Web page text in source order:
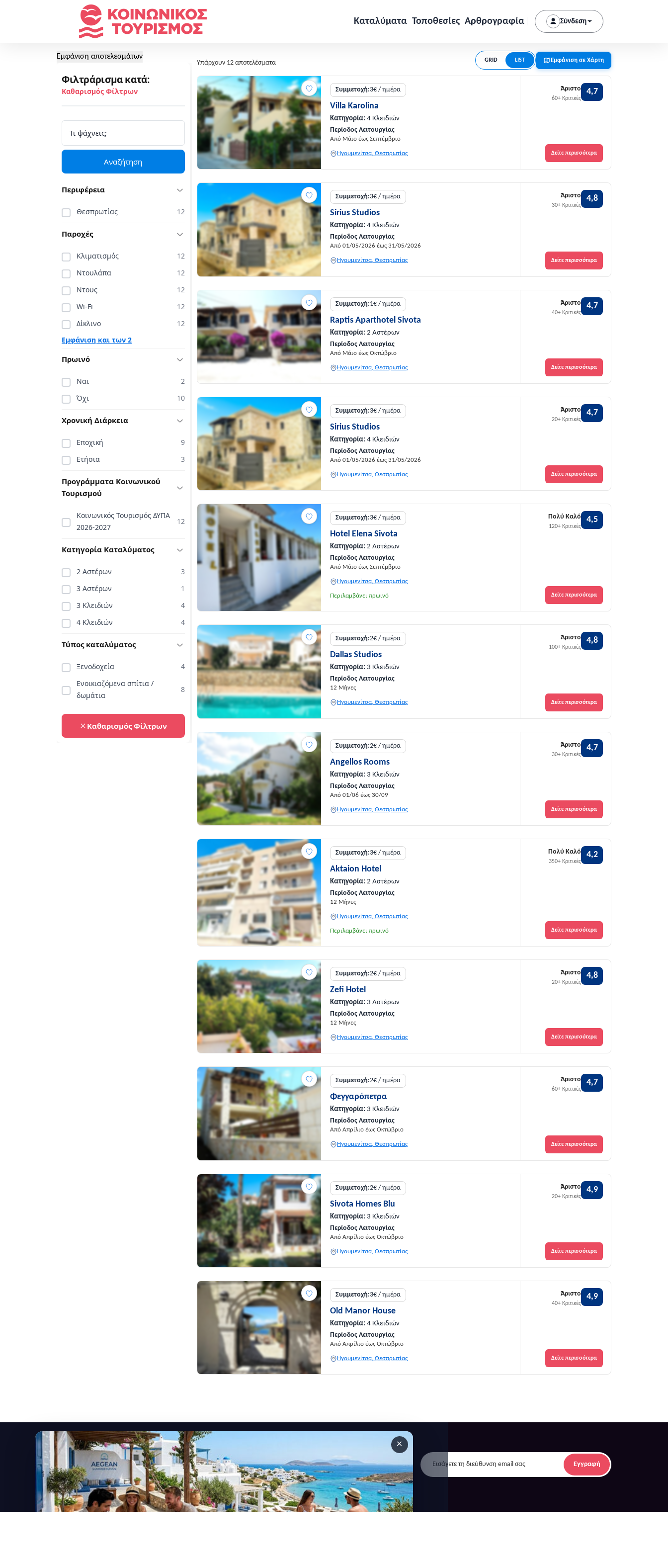
Καταλύματα Τοποθεσίες Αρθρογραφία Σύνδεση
Εμφάνιση αποτελεσμάτων
Φιλτράρισμα κατά:
Καθαρισμός Φίλτρων
Αναζήτηση
Περιφέρεια
Θεσπρωτίας 12
Παροχές
Κλιματισμός
12
Ντουλάπα
12
Ντους
12
Wi-Fi
12
Δίκλινο
12
Εμφάνιση και των 2
Πρωινό
Ναι
2
Όχι
10
Χρονική Διάρκεια
Εποχική
9
Ετήσια
3
Προγράμματα Κοινωνικού
Τουρισμού
Κοινωνικός Τουρισμός ΔΥΠΑ
2026-2027
12
Κατηγορία Καταλύματος
2 Αστέρων
3
3 Αστέρων
1
3 Κλειδιών
4
4 Κλειδιών
4
Τύπος καταλύματος
Ξενοδοχεία
4
Ενοικιαζόμενα σπίτια /
δωμάτια
8
Καθαρισμός Φίλτρων
Υπάρχουν 12 αποτελέσματα GRID LIST Εμφάνιση σε Χάρτη
Συμμετοχή:3€ / ημέρα
Villa Karolina
Κατηγορία: 4 Κλειδιών
Περίοδος Λειτουργίας
Από Μάιο έως Σεπτέμβριο
Ηγουμενίτσα, Θεσπρωτίας
Άριστο
60+ Κριτικές
4,7
Δείτε περισσότερα
Συμμετοχή:3€ / ημέρα
Sirius Studios
Κατηγορία: 4 Κλειδιών
Περίοδος Λειτουργίας
Από 01/05/2026 έως 31/05/2026
Ηγουμενίτσα, Θεσπρωτίας
Άριστο
30+ Κριτικές
4,8
Δείτε περισσότερα
Συμμετοχή:1€ / ημέρα
Raptis Aparthotel Sivota
Κατηγορία: 2 Αστέρων
Περίοδος Λειτουργίας
Από Μάιο έως Οκτώβριο
Ηγουμενίτσα, Θεσπρωτίας
Άριστο
40+ Κριτικές
4,7
Δείτε περισσότερα
Συμμετοχή:3€ / ημέρα
Sirius Studios
Κατηγορία: 4 Κλειδιών
Περίοδος Λειτουργίας
Από 01/05/2026 έως 31/05/2026
Ηγουμενίτσα, Θεσπρωτίας
Άριστο
20+ Κριτικές
4,7
Δείτε περισσότερα
Συμμετοχή:3€ / ημέρα
Hotel Elena Sivota
Κατηγορία: 2 Αστέρων
Περίοδος Λειτουργίας
Από Μάιο έως Σεπτέμβριο
Ηγουμενίτσα, Θεσπρωτίας
Περιλαμβάνει πρωινό
Πολύ Καλό
120+ Κριτικές
4,5
Δείτε περισσότερα
Συμμετοχή:2€ / ημέρα
Dallas Studios
Κατηγορία: 3 Κλειδιών
Περίοδος Λειτουργίας
12 Μήνες
Ηγουμενίτσα, Θεσπρωτίας
Άριστο
100+ Κριτικές
4,8
Δείτε περισσότερα
Συμμετοχή:2€ / ημέρα
Angellos Rooms
Κατηγορία: 3 Κλειδιών
Περίοδος Λειτουργίας
Από 01/06 έως 30/09
Ηγουμενίτσα, Θεσπρωτίας
Άριστο
30+ Κριτικές
4,7
Δείτε περισσότερα
Συμμετοχή:3€ / ημέρα
Aktaion Hotel
Κατηγορία: 2 Αστέρων
Περίοδος Λειτουργίας
12 Μήνες
Ηγουμενίτσα, Θεσπρωτίας
Περιλαμβάνει πρωινό
Πολύ Καλό
350+ Κριτικές
4,2
Δείτε περισσότερα
Συμμετοχή:2€ / ημέρα
Zefi Hotel
Κατηγορία: 3 Αστέρων
Περίοδος Λειτουργίας
12 Μήνες
Ηγουμενίτσα, Θεσπρωτίας
Άριστο
20+ Κριτικές
4,8
Δείτε περισσότερα
Συμμετοχή:2€ / ημέρα
Φεγγαρόπετρα
Κατηγορία: 3 Κλειδιών
Περίοδος Λειτουργίας
Από Απρίλιο έως Οκτώβριο
Ηγουμενίτσα, Θεσπρωτίας
Άριστο
60+ Κριτικές
4,7
Δείτε περισσότερα
Συμμετοχή:2€ / ημέρα
Sivota Homes Blu
Κατηγορία: 3 Κλειδιών
Περίοδος Λειτουργίας
Από Απρίλιο έως Οκτώβριο
Ηγουμενίτσα, Θεσπρωτίας
Άριστο
20+ Κριτικές
4,9
Δείτε περισσότερα
Συμμετοχή:3€ / ημέρα
Old Manor House
Κατηγορία: 4 Κλειδιών
Περίοδος Λειτουργίας
Από Απρίλιο έως Οκτώβριο
Ηγουμενίτσα, Θεσπρωτίας
Άριστο
40+ Κριτικές
4,9
Δείτε περισσότερα
×
Εγγραφείτε στο newsletter μας
Μείνετε ενημερωμένοι με τις τελευταίες ειδήσεις, ανακοινώσεις και άρθρα.
Εγγραφή